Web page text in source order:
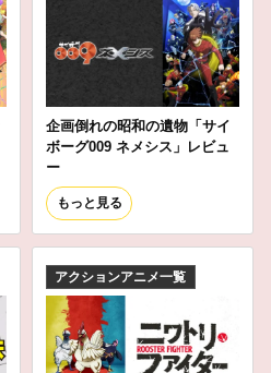
企画倒れの昭和の遺物「サイ
ボーグ009 ネメシス」レビュ
ー
もっと見る
アクションアニメ一覧